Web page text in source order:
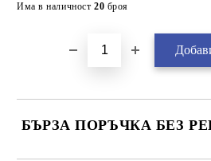
Има в наличност 20 броя
БЪРЗА ПОРЪЧКА БЕЗ